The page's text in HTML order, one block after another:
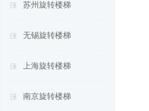
苏州旋转楼梯
无锡旋转楼梯
上海旋转楼梯
南京旋转楼梯